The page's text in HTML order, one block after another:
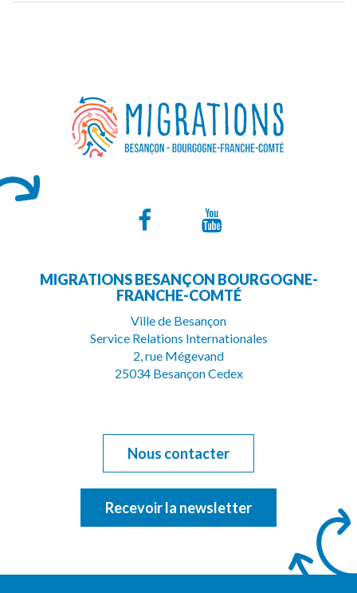
Lien
le
compte
Facebook
la
Youtube
MIGRATIONS BESANÇON BOURGOGNE-
FRANCHE-COMTÉ
Ville de Besançon
Service Relations Internationales
2, rue Mégevand
25034 Besançon Cedex
Nous contacter
Recevoir la newsletter